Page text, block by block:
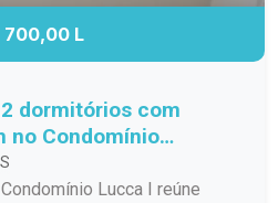
ideal para quem
e qualidade
conhecer essa
700,00 L
dormitórios com
no Condomínio
Lucca I reúne